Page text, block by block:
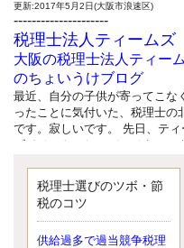
更新:2017年5月2日(大阪市浪速区)
---------------------
税理士法人ティームズ
大阪の税理士法人ティー
のちょいうけブログ
最近、自分の子供が寄ってこな
ったことに気付いた、税理士の
です。寂しいです。 先日、ティ
ズイベントとしてバーベキュー
と思いましたが、そこはセンス
後のブロガーに任せようと思いま
更新:2017年5月1日(大阪市北区)
---------------------
税理士選びのツボ・節
税のコツ
供給過多で過当競争税理